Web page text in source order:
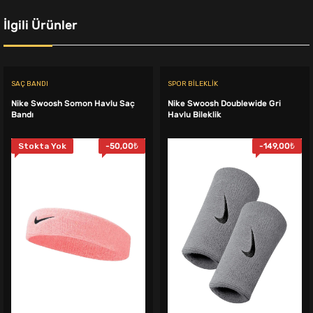
İlgili Ürünler
SAÇ BANDI
Nike Swoosh Somon Havlu Saç
Bandı
Stokta Yok -50,00₺
SPOR BILEKLIK
Nike Swoosh Doublewide Gri
Havlu Bileklik
-149,00₺